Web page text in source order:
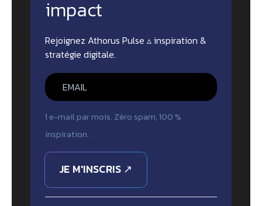
impact
Rejoignez Athorus Pulse ▵ inspiration &
stratégie digitale.
1 e-mail par mois. Zéro spam, 100 %
inspiration.
JE M'INSCRIS ↗